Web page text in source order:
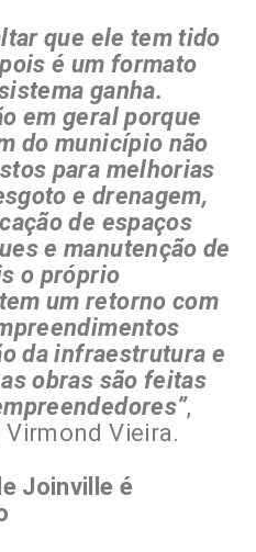
que ele tem tido
é um formato
ganha.
em geral porque
do município não
para melhorias
e drenagem,
de espaços
e manutenção de
o próprio
um retorno com
da infraestrutura e
obras são feitas
,
Vieira.
Joinville é